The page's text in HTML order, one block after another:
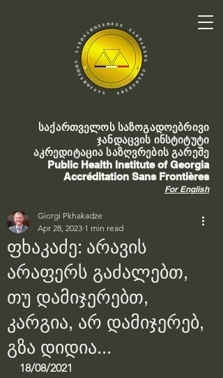
საქართველოს საზოგადოებრივი
ჯანდაცვის ინსტიტუტი
აკრედიტაცია საზღვრების გარეშე
Public Health Institute of Georgia
Accréditation Sans Frontières
For English
ფხაკაძე: არავის
არაფერს გაძალებთ,
თუ დამიჯერებთ,
კარგია, არ დამიჯერებ,
გზა დიდია...
Giorgi Pkhakadze
Apr 28, 2023 1 min read
18/08/2021